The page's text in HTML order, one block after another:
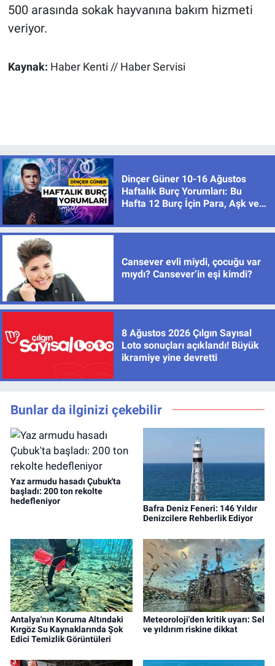
500 arasında sokak hayvanına bakım hizmeti
veriyor.
Kaynak: Haber Kenti // Haber Servisi
Dinçer Güner 10-16 Ağustos
Haftalık Burç Yorumları: Bu
Hafta 12 Burç İçin Para, Aşk ve
Cansever evli miydi, çocuğu var
mıydı? Cansever’in eşi kimdi?
8 Ağustos 2026 Çılgın Sayısal
Loto sonuçları açıklandı! Büyük
ikramiye yine devretti
Bunlar da ilginizi çekebilir
Yaz armudu hasadı Çubuk'ta
başladı: 200 ton rekolte
hedefleniyor
Bafra Deniz Feneri: 146 Yıldır
Denizcilere Rehberlik Ediyor
Antalya'nın Koruma Altındaki
Kırgöz Su Kaynaklarında Şok
Edici Temizlik Görüntüleri
Meteoroloji'den kritik uyarı: Sel
ve yıldırım riskine dikkat